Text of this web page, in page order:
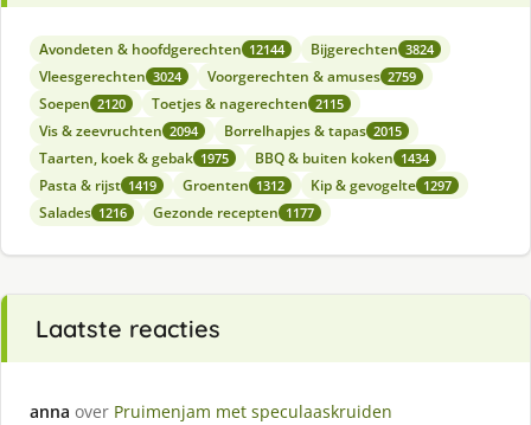
Avondeten & hoofdgerechten 12144 Bijgerechten 3824
Vleesgerechten 3024 Voorgerechten & amuses 2759
Soepen 2120 Toetjes & nagerechten 2115
Vis & zeevruchten 2094 Borrelhapjes & tapas 2015
Taarten, koek & gebak 1975 BBQ & buiten koken 1434
Pasta & rijst 1419 Groenten 1312 Kip & gevogelte 1297
Salades 1216 Gezonde recepten 1177
Laatste reacties
anna over Pruimenjam met speculaaskruiden